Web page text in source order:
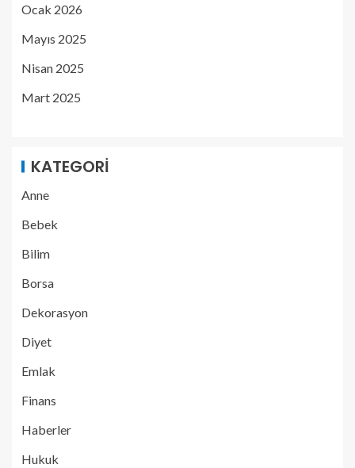
Ocak 2026
Mayıs 2025
Nisan 2025
Mart 2025
KATEGORI
Anne
Bebek
Bilim
Borsa
Dekorasyon
Diyet
Emlak
Finans
Haberler
Hukuk